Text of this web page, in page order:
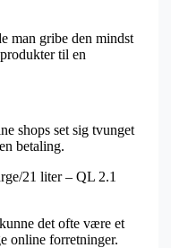
man gribe den mindst
til en
shops set sig tvunget
betaling.
21 liter – QL 2.1
det ofte være et
online forretninger.